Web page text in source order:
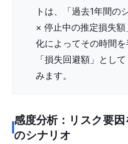
トは、「過去1年間の
× 停止中の推定損失
化によってその時間
「損失回避額」とし
みます。
感度分析：リスク要
のシナリオ